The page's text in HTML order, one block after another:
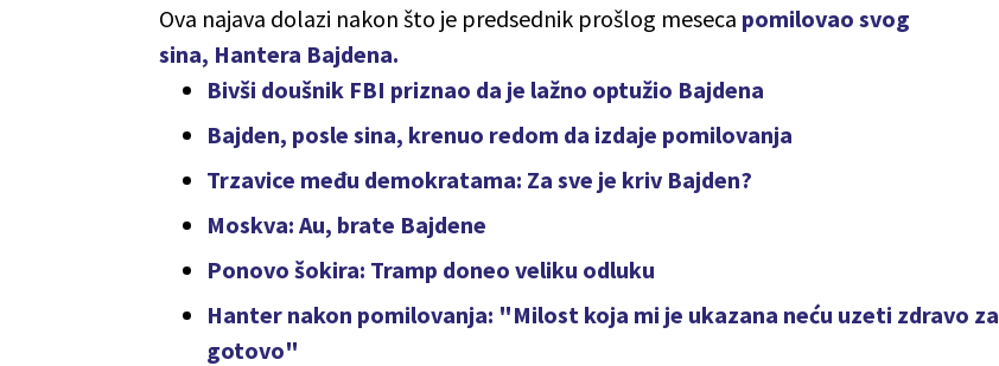
Ova najava dolazi nakon što je predsednik prošlog meseca pomilovao svog
sina, Hantera Bajdena.
Bivši doušnik FBI priznao da je lažno optužio Bajdena
Bajden, posle sina, krenuo redom da izdaje pomilovanja
Trzavice među demokratama: Za sve je kriv Bajden?
Moskva: Au, brate Bajdene
Ponovo šokira: Tramp doneo veliku odluku
Hanter nakon pomilovanja: "Milost koja mi je ukazana neću uzeti zdravo za
gotovo"